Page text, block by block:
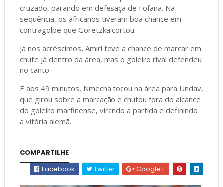
cruzado, parando em defesaça de Fofana. Na
sequência, os africanos tiveram boa chance em
contragolpe que Goretzka cortou.
Já nos acréscimos, Amiri teve a chance de marcar em
chute já dentro da área, mas o goleiro rival defendeu
no canto.
E aos 49 minutos, Nmecha tocou na área para Undav,
que girou sobre a marcação e chutou fora do alcance
do goleiro marfinense, virando a partida e definindo
a vitória alemã.
COMPARTILHE
Facebook
Twitter Google+